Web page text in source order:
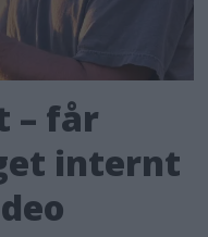
– får
internt